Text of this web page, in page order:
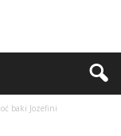
baki Jozefini